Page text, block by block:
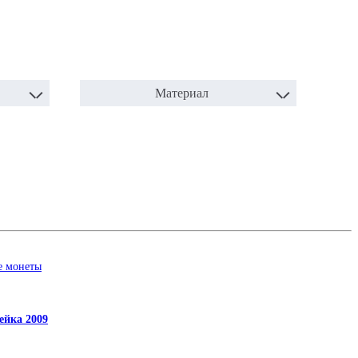
Материал
2009